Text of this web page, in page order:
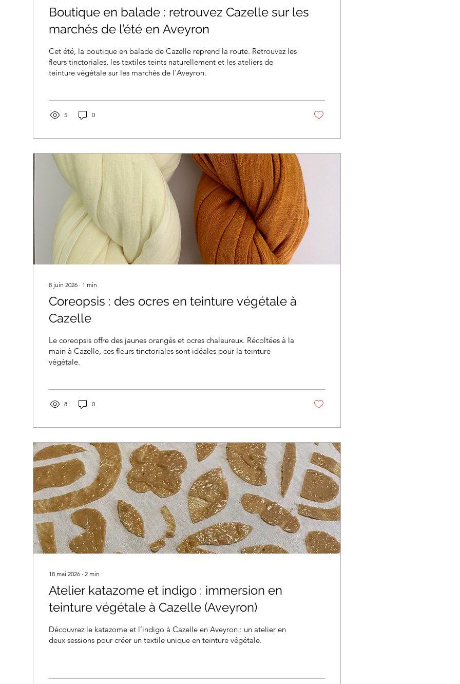
Boutique en balade : retrouvez Cazelle sur les
marchés de l’été en Aveyron
Cet été, la boutique en balade de Cazelle reprend la route. Retrouvez les
fleurs tinctoriales, les textiles teints naturellement et les ateliers de
teinture végétale sur les marchés de l'Aveyron.
5 0
8 juin 2026 ∙ 1 min
Coreopsis : des ocres en teinture végétale à
Cazelle
Le coreopsis offre des jaunes orangés et ocres chaleureux. Récoltées à la
main à Cazelle, ces fleurs tinctoriales sont idéales pour la teinture
végétale.
8 0
18 mai 2026 ∙ 2 min
Atelier katazome et indigo : immersion en
teinture végétale à Cazelle (Aveyron)
Découvrez le katazome et l’indigo à Cazelle en Aveyron : un atelier en
deux sessions pour créer un textile unique en teinture végétale.